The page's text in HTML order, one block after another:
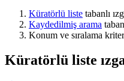
Küratörlü liste tabanlı
Kaydedilmiş arama
Konum ve sıralama
Küratörlü liste